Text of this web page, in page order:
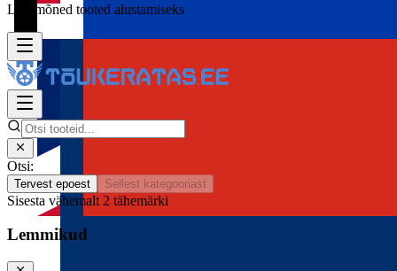
Lisa mõned tooted alustamiseks
Otsi:
Tervest epoest Sellest kategooriast
Sisesta vähemalt 2 tähemärki
Lemmikud